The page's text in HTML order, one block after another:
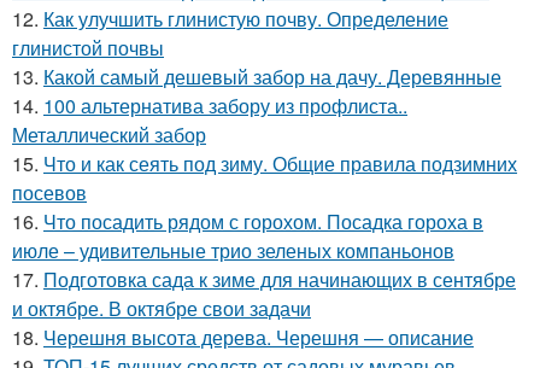
12. Как улучшить глинистую почву. Определение
глинистой почвы
13. Какой самый дешевый забор на дачу. Деревянные
14. 100 альтернатива забору из профлиста..
Металлический забор
15. Что и как сеять под зиму. Общие правила подзимних
посевов
16. Что посадить рядом с горохом. Посадка гороха в
июле – удивительные трио зеленых компаньонов
17. Подготовка сада к зиме для начинающих в сентябре
и октябре. В октябре свои задачи
18. Черешня высота дерева. Черешня — описание